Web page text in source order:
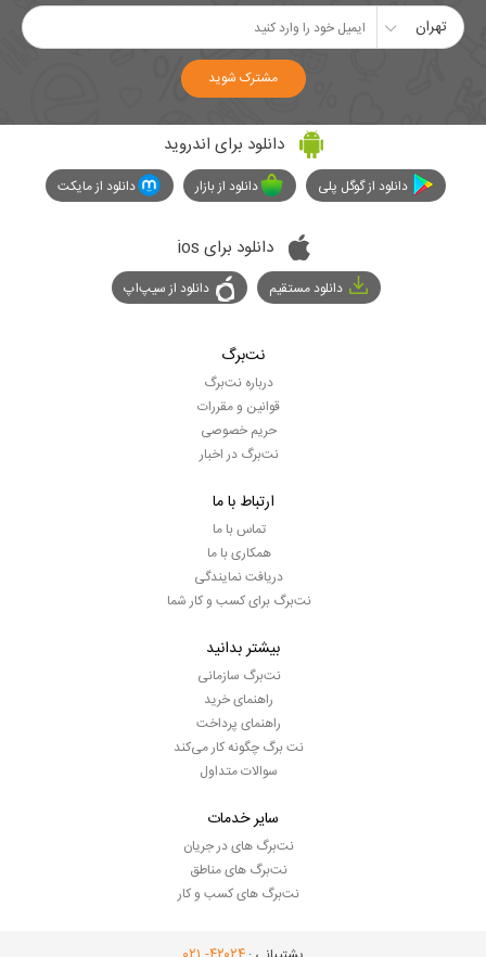
تهران
مشترک شوید
دانلود برای اندروید
دانلود از گوگل پلی دانلود از بازار دانلود از مایکت
دانلود برای ios
دانلود مستقیم دانلود از سیپ‌اپ
نت‌برگ
درباره نت‌برگ
قوانین و مقررات
حریم خصوصی
نت‌برگ در اخبار
ارتباط با ما
تماس با ما
همکاری با ما
دریافت نمایندگی
نت‌برگ برای کسب و کار شما
بیشتر بدانید
نت‌برگ سازمانی
راهنمای خرید
راهنمای پرداخت
نت برگ چگونه کار می‌کند
سوالات متداول
سایر خدمات
نت‌برگ های در جریان
نت‌برگ های مناطق
نت‌برگ های کسب و کار